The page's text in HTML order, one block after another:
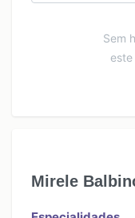
Sem
Mirele